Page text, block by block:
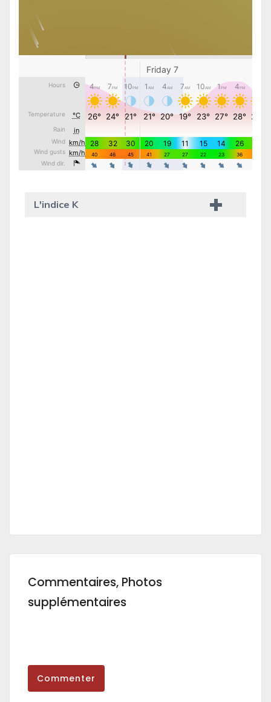
L'indice K
Commentaires, Photos
supplémentaires
Commenter